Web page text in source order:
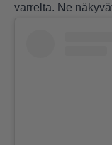
varrelta. Ne